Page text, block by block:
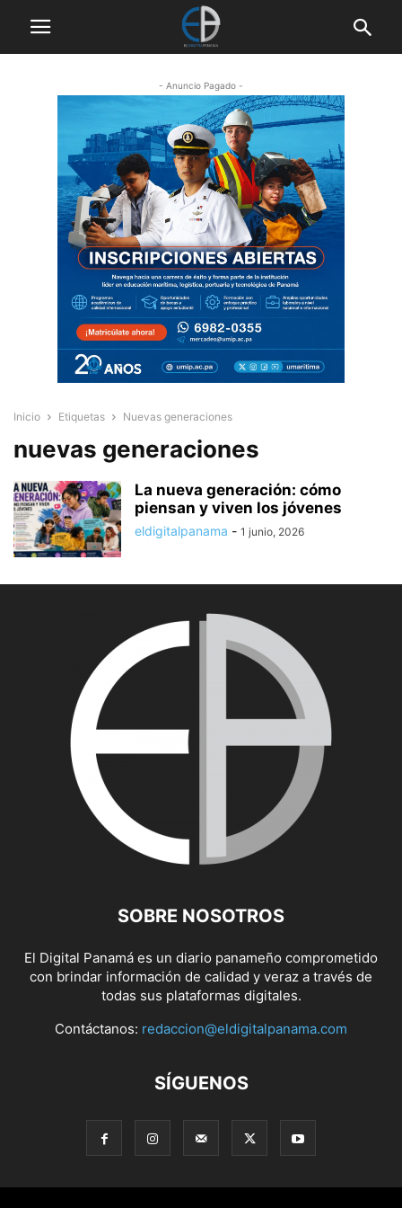
- Anuncio Pagado -
Inicio Etiquetas Nuevas generaciones
nuevas generaciones
La nueva generación: cómo
piensan y viven los jóvenes
eldigitalpanama - 1 junio, 2026
SOBRE NOSOTROS
El Digital Panamá es un diario panameño comprometido
con brindar información de calidad y veraz a través de
todas sus plataformas digitales.
Contáctanos: redaccion@eldigitalpanama.com
SÍGUENOS